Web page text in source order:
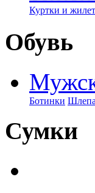
Куртки и
Обувь
Ботинки
Сумки